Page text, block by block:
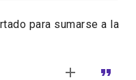
para sumarse a la